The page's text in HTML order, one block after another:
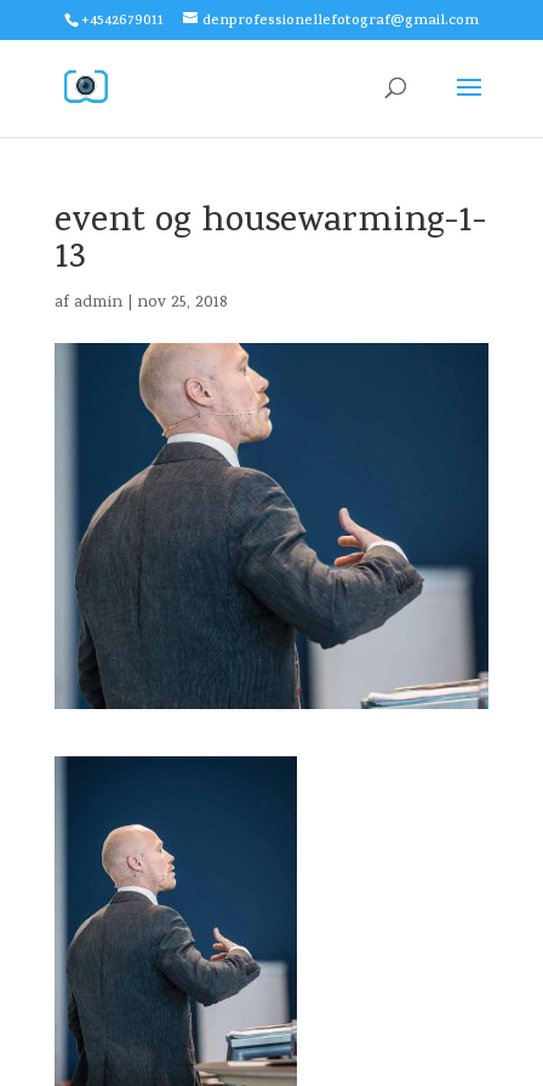
+4542679011 denprofessionellefotograf@gmail.com
event og housewarming-1-
13
af admin| nov 25, 2018